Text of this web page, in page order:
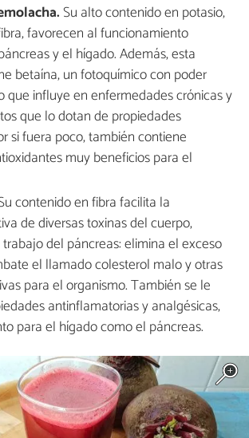
Su alto contenido en potasio,
favorecen al funcionamiento
y el hígado. Además, esta
betaína, un fotoquímico con poder
que influye en enfermedades crónicas y
que lo dotan de propiedades
si fuera poco, también contiene
muy beneficios para el
contenido en fibra facilita la
de diversas toxinas del cuerpo,
del páncreas: elimina el exceso
el llamado colesterol malo y otras
para el organismo. También se le
antinflamatorias y analgésicas,
para el hígado como el páncreas.